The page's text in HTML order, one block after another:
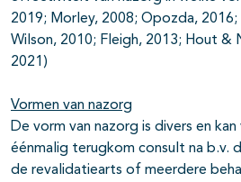
2019; Morley, 2008; Opozda, 2016;
Wilson, 2010; Fleigh, 2013; Hout &
2021)
Vormen van nazorg
De vorm van nazorg is divers en kan
éénmalig terugkom consult na b.v.
de revalidatiearts of meerdere